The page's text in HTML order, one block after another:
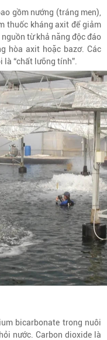
gồm nướng (tráng men),
thuốc kháng axit để giảm
từ khả năng độc đáo
hòa axit hoặc bazơ. Các
“chất lưỡng tính”.
bicarbonate trong nuôi
nước. Carbon dioxide là